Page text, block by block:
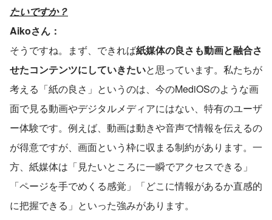
たいですか？
Aikoさん：
そうですね。まず、できれば紙媒体の良さも動画と融合さ
せたコンテンツにしていきたいと思っています。私たちが
考える「紙の良さ」というのは、今のMediOSのような画
面で見る動画やデジタルメディアにはない、特有のユーザ
ー体験です。例えば、動画は動きや音声で情報を伝えるの
が得意ですが、画面という枠に収まる制約があります。一
方、紙媒体は「見たいところに一瞬でアクセスできる」
「ページを手でめくる感覚」「どこに情報があるか直感的
に把握できる」といった強みがあります。